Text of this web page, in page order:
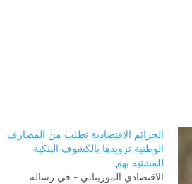
الجرائم الاقتصادية تطلب من المصارف
الوطنية تزويدها بالكشوف البنكية
للمشتبه بهم
الاقتصادي الموريتاني - في رسالة